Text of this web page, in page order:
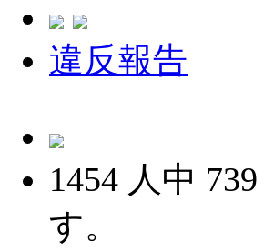
違反報告
1454 人中 739
す。